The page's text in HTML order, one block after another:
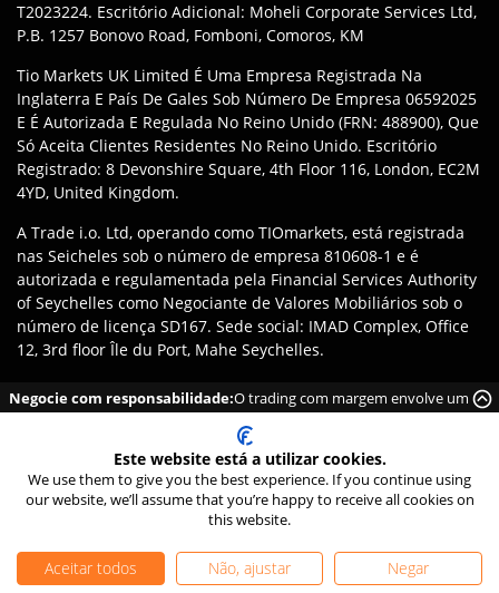
T2023224. Escritório Adicional: Moheli Corporate Services Ltd,
P.B. 1257 Bonovo Road, Fomboni, Comoros, KM
Tio Markets UK Limited É Uma Empresa Registrada Na
Inglaterra E País De Gales Sob Número De Empresa 06592025
E É Autorizada E Regulada No Reino Unido (FRN: 488900), Que
Só Aceita Clientes Residentes No Reino Unido. Escritório
Registrado: 8 Devonshire Square, 4th Floor 116, London, EC2M
4YD, United Kingdom.
A Trade i.o. Ltd, operando como TIOmarkets, está registrada
nas Seicheles sob o número de empresa 810608-1 e é
autorizada e regulamentada pela Financial Services Authority
of Seychelles como Negociante de Valores Mobiliários sob o
número de licença SD167. Sede social: IMAD Complex, Office
12, 3rd floor Île du Port, Mahe Seychelles.
Isenção
Os Clientes São Responsáveis Por Garantir Que Se
Registrem Na Entidade Apropriada Da Marca TIOmarkets De
Acordo Com As Leis E Regulamentações De Suas Jurisdições.
O Acesso A Produtos Ou Serviços Pode Estar Sujeito A
Restrições Legais Locais, E Nem Todas As Ofertas Estão
Disponíveis Em Todas As Jurisdições.
©2026TIO Markets Ltd. Todos Os Direitos Reservados.
Negocie com responsabilidade:O trading com margem envolve um
elevado risco de perder dinheiro rapidamente, devido à alavancagem.
Este website está a utilizar cookies.
We use them to give you the best experience. If you continue using
our website, we’ll assume that you’re happy to receive all cookies on
this website.
Aceitar todos Não, ajustar Negar